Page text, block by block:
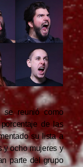
se reunió como
de las
su lista a
y ocho mujeres y
parte del grupo